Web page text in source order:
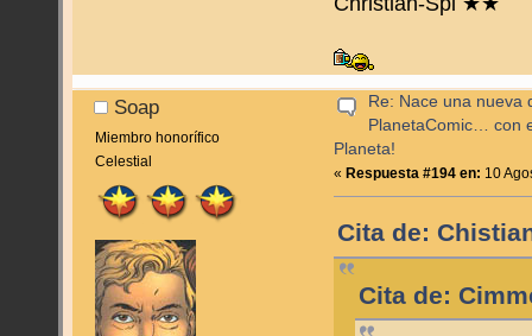
Soap
Miembro honorífico
Celestial
Re: Nace una nueva
PlanetaComic… con
Planeta!
« Respuesta #194 en: 10
Cita de:
Cita de: